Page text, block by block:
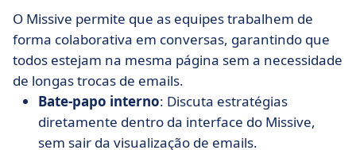
O Missive permite que as equipes trabalhem de
forma colaborativa em conversas, garantindo que
todos estejam na mesma página sem a necessidade
de longas trocas de emails.
Bate-papo interno: Discuta estratégias
diretamente dentro da interface do Missive,
sem sair da visualização de emails.